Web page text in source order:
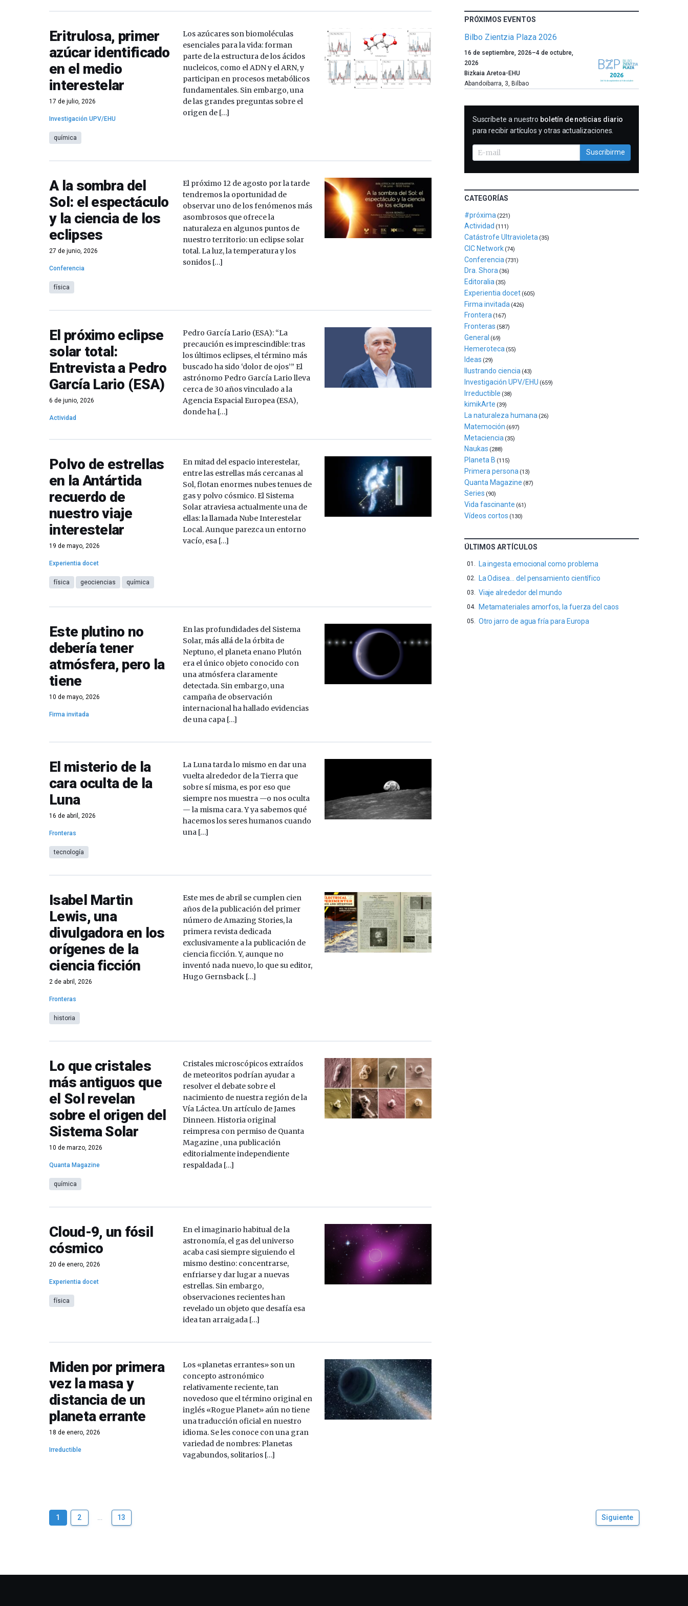
Eritrulosa, primer
azúcar identificado
en el medio
interestelar
17 de julio, 2026
Investigación UPV/EHU
química
Los azúcares son biomoléculas
esenciales para la vida: forman
parte de la estructura de los ácidos
nucleicos, como el ADN y el ARN, y
participan en procesos metabólicos
fundamentales. Sin embargo, una
de las grandes preguntas sobre el
origen de […]
A la sombra del
Sol: el espectáculo
y la ciencia de los
eclipses
27 de junio, 2026
Conferencia
física
El próximo 12 de agosto por la tarde
tendremos la oportunidad de
observar uno de los fenómenos más
asombrosos que ofrece la
naturaleza en algunos puntos de
nuestro territorio: un eclipse solar
total. La luz, la temperatura y los
sonidos […]
El próximo eclipse
solar total:
Entrevista a Pedro
García Lario (ESA)
6 de junio, 2026
Actividad
Pedro García Lario (ESA): “La
precaución es imprescindible: tras
los últimos eclipses, el término más
buscado ha sido ‘dolor de ojos’” El
astrónomo Pedro García Lario lleva
cerca de 30 años vinculado a la
Agencia Espacial Europea (ESA),
donde ha […]
Polvo de estrellas
en la Antártida
recuerdo de
nuestro viaje
interestelar
19 de mayo, 2026
Experientia docet
física geociencias química
En mitad del espacio interestelar,
entre las estrellas más cercanas al
Sol, flotan enormes nubes tenues de
gas y polvo cósmico. El Sistema
Solar atraviesa actualmente una de
ellas: la llamada Nube Interestelar
Local. Aunque parezca un entorno
vacío, esa […]
Este plutino no
debería tener
atmósfera, pero la
tiene
10 de mayo, 2026
Firma invitada
En las profundidades del Sistema
Solar, más allá de la órbita de
Neptuno, el planeta enano Plutón
era el único objeto conocido con
una atmósfera claramente
detectada. Sin embargo, una
campaña de observación
internacional ha hallado evidencias
de una capa […]
El misterio de la
cara oculta de la
Luna
16 de abril, 2026
Fronteras
tecnología
La Luna tarda lo mismo en dar una
vuelta alrededor de la Tierra que
sobre sí misma, es por eso que
siempre nos muestra —o nos oculta
— la misma cara. Y ya sabemos qué
hacemos los seres humanos cuando
una […]
Isabel Martin
Lewis, una
divulgadora en los
orígenes de la
ciencia ficción
2 de abril, 2026
Fronteras
historia
Este mes de abril se cumplen cien
años de la publicación del primer
número de Amazing Stories, la
primera revista dedicada
exclusivamente a la publicación de
ciencia ficción. Y, aunque no
inventó nada nuevo, lo que su editor,
Hugo Gernsback […]
Lo que cristales
más antiguos que
el Sol revelan
sobre el origen del
Sistema Solar
10 de marzo, 2026
Quanta Magazine
química
Cristales microscópicos extraídos
de meteoritos podrían ayudar a
resolver el debate sobre el
nacimiento de nuestra región de la
Vía Láctea. Un artículo de James
Dinneen. Historia original
reimpresa con permiso de Quanta
Magazine , una publicación
editorialmente independiente
respaldada […]
Cloud-9, un fósil
cósmico
20 de enero, 2026
Experientia docet
física
En el imaginario habitual de la
astronomía, el gas del universo
acaba casi siempre siguiendo el
mismo destino: concentrarse,
enfriarse y dar lugar a nuevas
estrellas. Sin embargo,
observaciones recientes han
revelado un objeto que desafía esa
idea tan arraigada […]
Miden por primera
vez la masa y
distancia de un
planeta errante
18 de enero, 2026
Irreductible
Los «planetas errantes» son un
concepto astronómico
relativamente reciente, tan
novedoso que el término original en
inglés «Rogue Planet» aún no tiene
una traducción oficial en nuestro
idioma. Se les conoce con una gran
variedad de nombres: Planetas
vagabundos, solitarios […]
Siguiente
1 2 … 13
PRÓXIMOS EVENTOS
Bilbo Zientzia Plaza 2026
Un
año
más,
Bilbao
otoño
con
de
novena
de
Bilbo
Zientzia
Plaza
(BZP),
un
festival
llenará
la
ciudad
de
monólogos,
exposiciones,
conferencias,
docufórums
y
espectáculos
de
ciencia
16
de
septiembre
al
4
de
octubre.
La
iniciativa,
la
16 de septiembre, 2026–4 de octubre,
2026
Bizkaia Aretoa-EHU
Abandoibarra, 3, Bilbao
SUSCRIBIRME
Suscríbete a nuestro boletín de noticias diario
para recibir artículos y otras actualizaciones.
Suscribirme
CATEGORÍAS
#próxima (221)
Actividad (111)
Catástrofe Ultravioleta (35)
CIC Network (74)
Conferencia (731)
Dra. Shora (36)
Editoralia (35)
Experientia docet (605)
Firma invitada (426)
Frontera (167)
Fronteras (587)
General (69)
Hemeroteca (55)
Ideas (29)
Ilustrando ciencia (43)
Investigación UPV/EHU (659)
Irreductible (38)
kimikArte (39)
La naturaleza humana (26)
Matemoción (697)
Metaciencia (35)
Naukas (288)
Planeta B (115)
Primera persona (13)
Quanta Magazine (87)
Series (90)
Vida fascinante (61)
Vídeos cortos (130)
ÚLTIMOS ARTÍCULOS
La ingesta emocional como problema
La Odisea… del pensamiento científico
Viaje alrededor del mundo
Metamateriales amorfos, la fuerza del caos
Otro jarro de agua fría para Europa